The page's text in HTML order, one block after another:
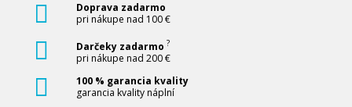
Doprava zadarmo
pri nákupe nad 100 €
Darčeky zadarmo ?
pri nákupe nad 200 €
100 % garancia kvality
garancia kvality náplní